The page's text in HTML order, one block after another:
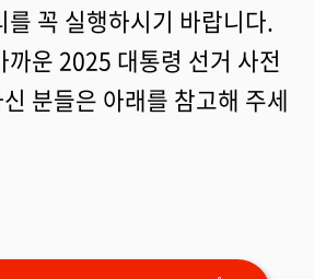
를 꼭 실행하시기 바랍니다.
까운 2025 대통령 선거 사전
분들은 아래를 참고해 주세